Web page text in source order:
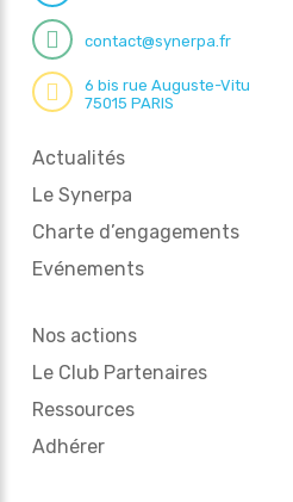
contact@synerpa.fr
6 bis rue Auguste-Vitu
75015 PARIS
Actualités
Le Synerpa
Charte d’engagements
Evénements
Nos actions
Le Club Partenaires
Ressources
Adhérer